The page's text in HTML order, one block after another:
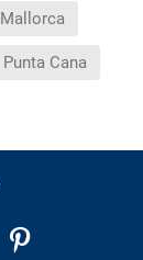
Mallorca
Punta Cana